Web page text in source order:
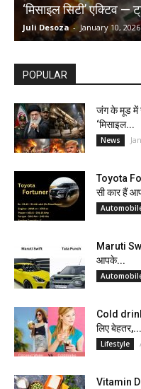
‘मिसाइल सिटी’ एक्टिव —
Juli Desoza - January 10, 2026
POPULAR
जंग के मूड में
‘मिसाइल...
News
Toyota
सी कार हैं
Maruti
आपके...
Cold
लिए बेहतर,...
Lifestyle
Vitamin D